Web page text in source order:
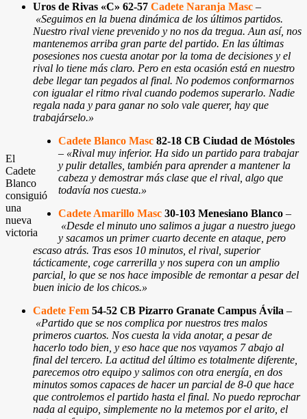
Uros de Rivas «C» 62-57 Cadete Naranja Masc –
«Seguimos en la buena dinámica de los últimos partidos.
Nuestro rival viene prevenido y no nos da tregua. Aun así, nos
mantenemos arriba gran parte del partido. En las últimas
posesiones nos cuesta anotar por la toma de decisiones y el
rival lo tiene más claro. Pero en esta ocasión está en nuestro
debe llegar tan pegados al final. No podemos conformarnos
con igualar el ritmo rival cuando podemos superarlo. Nadie
regala nada y para ganar no solo vale querer, hay que
trabajárselo.»
El
Cadete
Blanco
consiguió
una
nueva
victoria
Cadete Blanco Masc 82-18 CB Ciudad de Móstoles
– «Rival muy inferior. Ha sido un partido para trabajar
y pulir detalles, también para aprender a mantener la
cabeza y demostrar más clase que el rival, algo que
todavía nos cuesta.»
Cadete Amarillo Masc 30-103 Menesiano Blanco –
«Desde el minuto uno salimos a jugar a nuestro juego
y sacamos un primer cuarto decente en ataque, pero
escaso atrás. Tras esos 10 minutos, el rival, superior
tácticamente, coge carrerilla y nos supera con un amplio
parcial, lo que se nos hace imposible de remontar a pesar del
buen inicio de los chicos.»
Cadete Fem 54-52 CB Pizarro Granate Campus Ávila –
«Partido que se nos complica por nuestros tres malos
primeros cuartos. Nos cuesta la vida anotar, a pesar de
hacerlo todo bien, y eso hace que nos vayamos 7 abajo al
final del tercero. La actitud del último es totalmente diferente,
parecemos otro equipo y salimos con otra energía, en dos
minutos somos capaces de hacer un parcial de 8-0 que hace
que controlemos el partido hasta el final. No puedo reprochar
nada al equipo, simplemente no la metemos por el arito, el